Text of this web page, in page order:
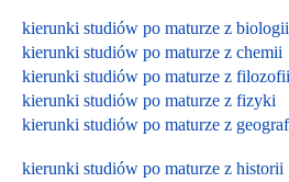
kierunki studiów po maturze z biologii
kierunki studiów po maturze z chemii
kierunki studiów po maturze z filozofii
kierunki studiów po maturze z fizyki
kierunki studiów po maturze z
kierunki studiów po maturze z historii